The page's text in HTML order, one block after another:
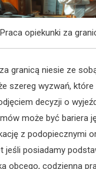
Praca opiekunki za
granicą niesie ze
szereg wyzwań,
decyzji o
może być bariera
z podopiecznymi
jeśli posiadamy
obcego, codzienna